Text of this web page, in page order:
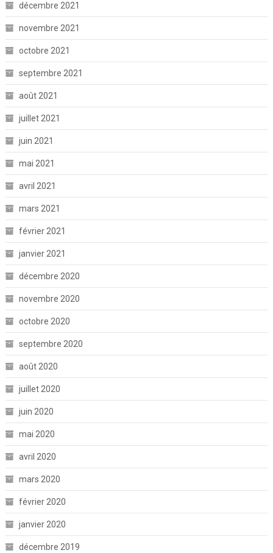
décembre 2021
novembre 2021
octobre 2021
septembre 2021
août 2021
juillet 2021
juin 2021
mai 2021
avril 2021
mars 2021
février 2021
janvier 2021
décembre 2020
novembre 2020
octobre 2020
septembre 2020
août 2020
juillet 2020
juin 2020
mai 2020
avril 2020
mars 2020
février 2020
janvier 2020
décembre 2019